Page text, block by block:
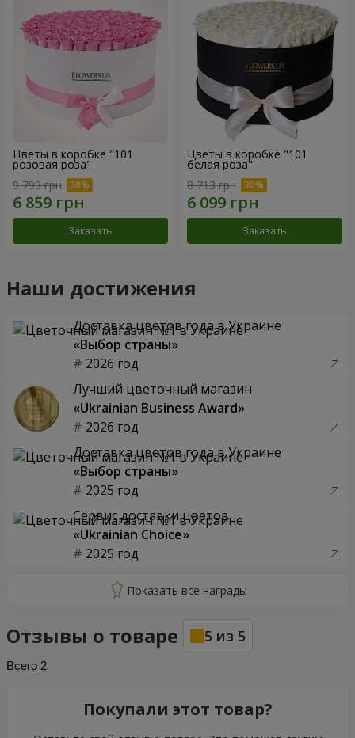
Цветы в коробке "101
розовая роза"
9 799 грн
Заказать
Цветы в коробке "101
белая роза"
8 713 грн
Заказать
Наши достижения
Доставка цветов года в Украине
«Выбор страны»
2026 год
Лучший цветочный магазин
«Ukrainian Business Award»
2026 год
Доставка цветов года в Украине
«Выбор страны»
2025 год
Сервис доставки цветов
«Ukrainian Choice»
2025 год
Отзывы о товаре 5 из 5
Всего 2
Покупали этот товар?